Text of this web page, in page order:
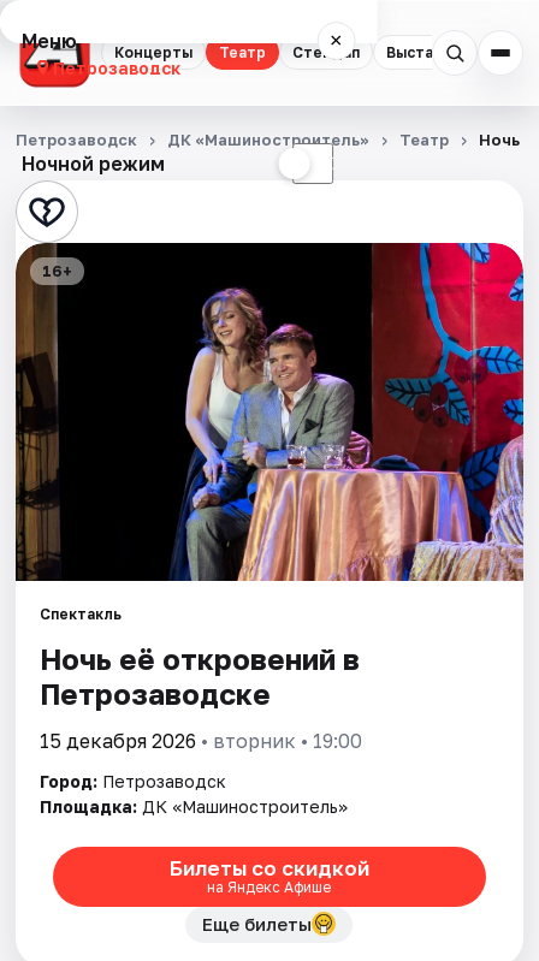
Концерты Театр Стендап Выставки
Меню ×
Петрозаводск
Концерты
Театр
Стендап
Экскурсии
Спорт
События
Города
Артисты
Рейтинги
Ночной режим ☾
Петрозаводск ДК «Машиностроитель» Театр Ночь
16+
Спектакль
Ночь её откровений в
Петрозаводске
15 декабря 2026 • вторник • 19:00
Город: Петрозаводск
Площадка: ДК «Машиностроитель»
Билеты со скидкой
на Яндекс Афише
Еще билеты